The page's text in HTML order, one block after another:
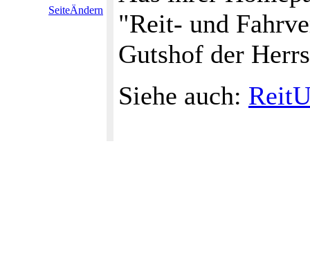
SeiteÄndern
"Reit- und
Gutshof der
Siehe auch: